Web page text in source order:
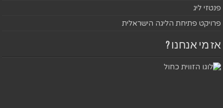
פנטזי ליג
פרויקט פתיחת הליגה הישראלית
אז מי אנחנו ?